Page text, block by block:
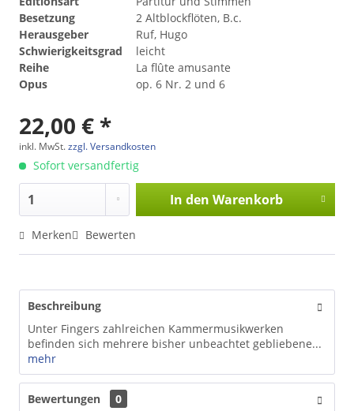
Besetzung
2 Altblockflöten, B.c.
Herausgeber
Ruf, Hugo
Schwierigkeitsgrad
leicht
Reihe
La flûte amusante
Opus
op. 6 Nr. 2 und 6
22,00 € *
inkl. MwSt.zzgl. Versandkosten
Sofort versandfertig
In den Warenkorb
Merken Bewerten
Beschreibung
Unter Fingers zahlreichen Kammermusikwerken
befinden sich mehrere bisher unbeachtet gebliebene...
mehr
Bewertungen
0